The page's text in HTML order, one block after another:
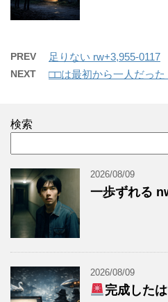
PREV 足りない rw+3,955-0117
NEXT □□は最初から一人だった
検索
2026/08/09
一歩ずれる
2026/08/09
完成した